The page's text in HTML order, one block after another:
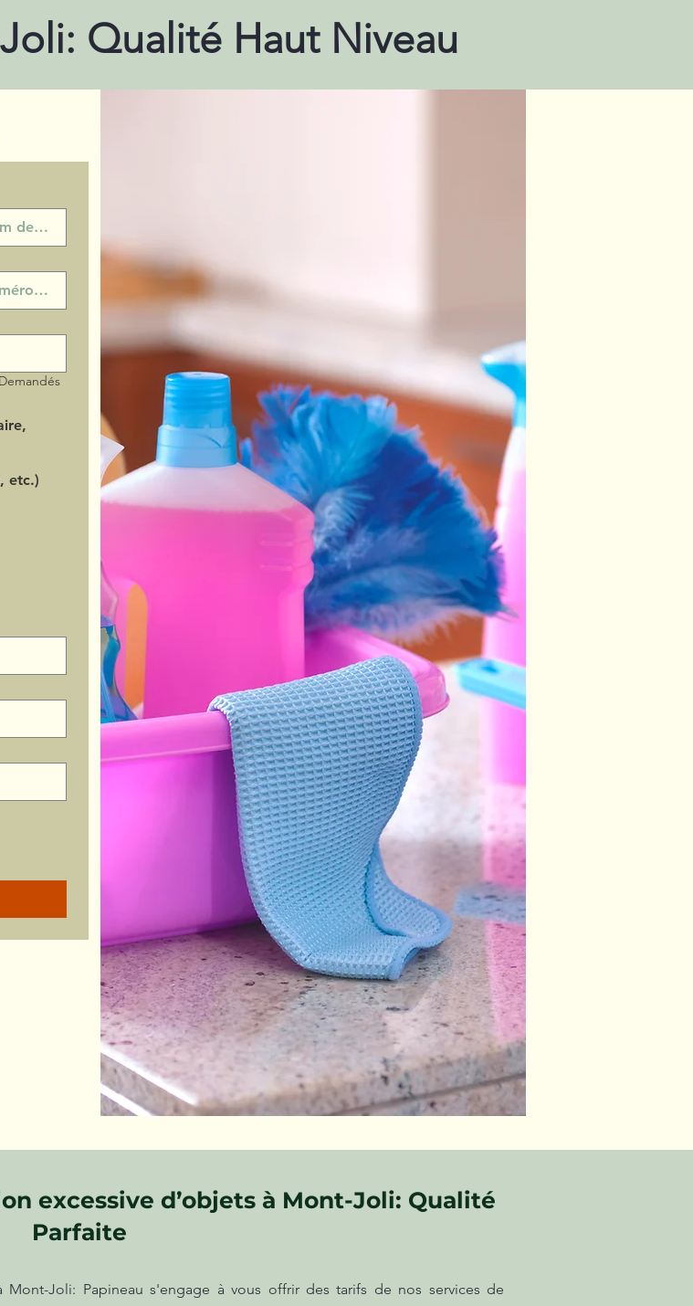
Qualité Haut Niveau
etc.)
excessive d’objets à Mont-Joli: Qualité
Parfaite
Mont-Joli: Papineau s'engage à vous offrir des tarifs de nos services de